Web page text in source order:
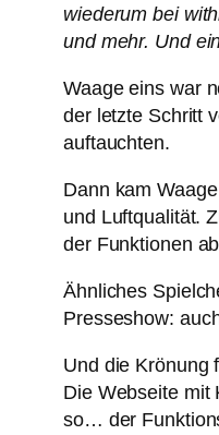
wiederum bei
und mehr. Und
Waage eins war
der letzte Schritt
auftauchten.
Dann kam
und Luftqualität.
der Funktionen
Ähnliches
Presseshow:
Und die Krönung
Die Webseite mit
so… der